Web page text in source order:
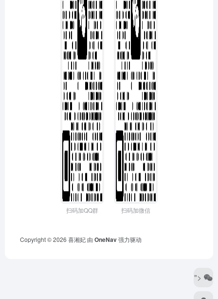
扫码加QQ群 扫码加微信
Copyright © 2026 喜湘妃 由 OneNav强力驱动
">